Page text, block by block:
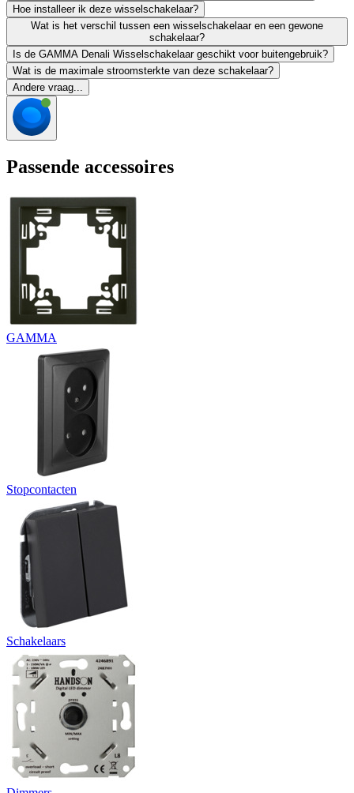
Hoe installeer ik deze wisselschakelaar?
Wat is het verschil tussen een wisselschakelaar en een gewone
schakelaar?
Is de GAMMA Denali Wisselschakelaar geschikt voor buitengebruik?
Wat is de maximale stroomsterkte van deze schakelaar?
Andere vraag...
Passende accessoires
GAMMA
Stopcontacten
Schakelaars